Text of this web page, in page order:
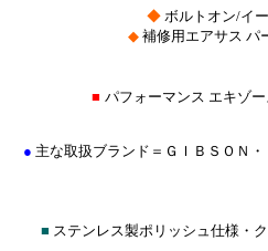
◆ ボルトオン/イ
◆補修用エアサス パ
■ パフォーマンス エキゾ
● 主な取扱ブランド＝ＧＩＢＳＯＮ
■ ステンレス製ポリッシュ仕様・